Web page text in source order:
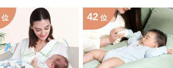
位 42 位